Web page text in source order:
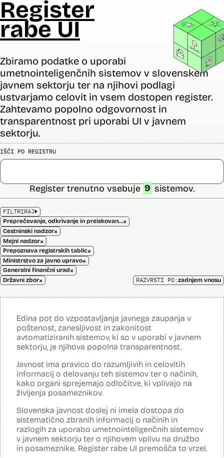
Register
rabe UI
Zbiramo podatke o uporabi
umetnointeligenčnih sistemov v slovenskem
javnem sektorju ter na njihovi podlagi
ustvarjamo celovit in vsem dostopen register.
Zahtevamo popolno odgovornost in
transparentnost pri uporabi UI v javnem
sektorju.
IŠČI PO REGISTRU
FILTRIRAJ
Preprečevanje, odkrivanje in preiskovanje kaznivih dejanj×
Cestninski nadzor×
Mejni nadzor×
Prepoznava registrskih tablic×
Ministrstvo za javno upravo×
Generalni finančni urad×
Državni zbor×
Register trenutno vsebuje 9 sistemov.
RAZVRSTI PO:zadnjem vnosu
Edina pot do vzpostavljanja javnega zaupanja v
poštenost, zanesljivost in zakonitost
avtomatiziranih sistemov, ki so v uporabi v javnem
sektorju, je njihova popolna transparentnost.
Javnost ima pravico do razumljivih in celovitih
informacij o delovanju teh sistemov ter o načinih,
kako organi sprejemajo odločitve, ki vplivajo na
življenja posameznikov.
Slovenska javnost doslej ni imela dostopa do
sistematično zbranih informacij o načinih in
razlogih za uporabo umetnointeligenčnih sistemov
v javnem sektorju ter o njihovem vplivu na družbo
in posameznike. Register rabe UI premošča to vrzel.